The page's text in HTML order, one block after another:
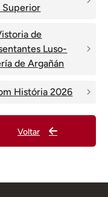
Superior
de
Luso-
de Argañán
História 2026
Voltar